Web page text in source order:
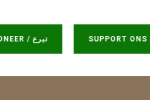
DONEER / تبرع SUPPORT ONS